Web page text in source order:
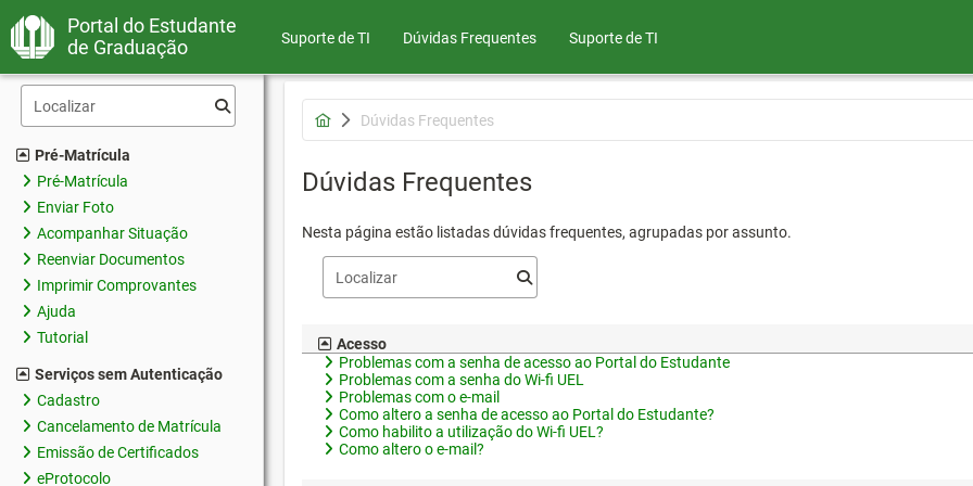
Portal do Estudante
de Graduação
Suporte de TI Dúvidas Frequentes Suporte de TI
Pré-Matrícula
Pré-Matrícula
Enviar Foto
Acompanhar Situação
Reenviar Documentos
Imprimir Comprovantes
Ajuda
Tutorial
Serviços sem Autenticação
Cadastro
Cancelamento de Matrícula
Emissão de Certificados
eProtocolo
Dúvidas Frequentes
Dúvidas Frequentes
Nesta página estão listadas dúvidas frequentes, agrupadas por assunto.
Acesso
Problemas com a senha de acesso ao Portal do Estudante
Problemas com a senha do Wi-fi UEL
Problemas com o e-mail
Como altero a senha de acesso ao Portal do Estudante?
Como habilito a utilização do Wi-fi UEL?
Como altero o e-mail?